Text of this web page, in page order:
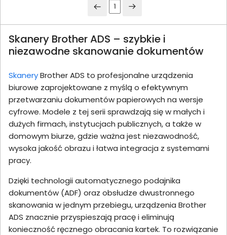
1
Skanery Brother ADS – szybkie i
niezawodne skanowanie dokumentów
SkaneryBrother ADS to profesjonalne urządzenia
biurowe zaprojektowane z myślą o efektywnym
przetwarzaniu dokumentów papierowych na wersje
cyfrowe. Modele z tej serii sprawdzają się w małych i
dużych firmach, instytucjach publicznych, a także w
domowym biurze, gdzie ważna jest niezawodność,
wysoka jakość obrazu i łatwa integracja z systemami
pracy.
Dzięki technologii automatycznego podajnika
dokumentów (ADF) oraz obsłudze dwustronnego
skanowania w jednym przebiegu, urządzenia Brother
ADS znacznie przyspieszają pracę i eliminują
konieczność ręcznego obracania kartek. To rozwiązanie